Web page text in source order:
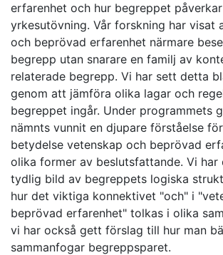
erfarenhet och hur begreppet
yrkesutövning. Vår forskning har visat
och beprövad erfarenhet närmare
begrepp utan snarare en familj av
relaterade begrepp. Vi har sett detta
genom att jämföra olika lagar och
begreppet ingår. Under programmets
nämnts vunnit en djupare förståelse
betydelse vetenskap och beprövad
olika former av beslutsfattande. Vi har
tydlig bild av begreppets logiska
hur det viktiga konnektivet "och" i
beprövad erfarenhet" tolkas i olika
vi har också gett förslag till hur man
sammanfogar begreppsparet.